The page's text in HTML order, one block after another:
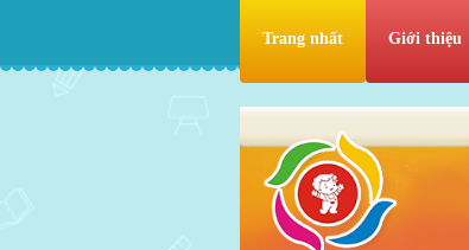
Trang nhất Giới thiệu